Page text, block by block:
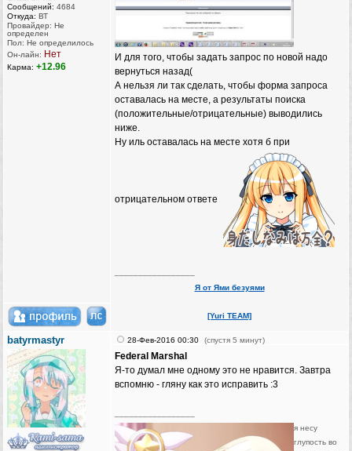
Сообщений: 4684
Откуда: ВТ
Провайдер: Не
определен
Пол: Не определилось
Он-лайн: Нет
Карма: +12.96
И для того, чтобы задать запрос по новой надо
вернуться назад(
А нельзя ли так сделать, чтобы форма запроса
оставалась на месте, а результаты поиска
(положительные/отрицательные) выводились
ниже.
Ну иль оставалась на месте хотя б при
отрицательном ответе
Я от Ями безуями
[Yuri TEAM]
batyrmastyr 28-Фев-2016 00:30 (спустя 5 минут)
Federal Marshal
Я-то думал мне одному это не нравится. Завтра
вспомню - гляну как это исправить :3
я несу
глупость во